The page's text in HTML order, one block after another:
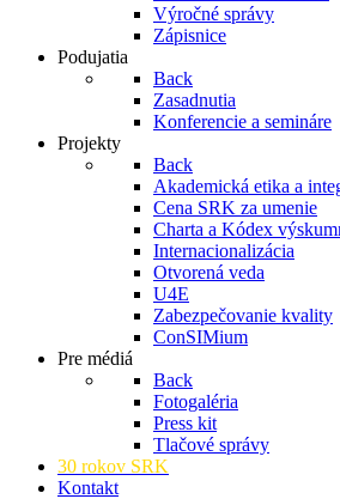
Výročné správy
Zápisnice
Podujatia
Back
Zasadnutia
Konferencie a semináre
Projekty
Back
Akademická etika a
Cena SRK za umenie
Charta a Kódex
Internacionalizácia
Otvorená veda
U4E
Zabezpečovanie kvality
ConSIMium
Pre médiá
Back
Fotogaléria
Press kit
Tlačové správy
30 rokov SRK
Kontakt